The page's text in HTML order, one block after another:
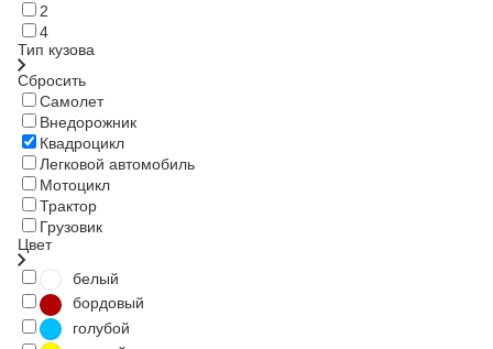
2
4
Тип кузова
Сбросить
Самолет
Внедорожник
Квадроцикл
Легковой автомобиль
Мотоцикл
Трактор
Грузовик
Цвет
белый
бордовый
голубой